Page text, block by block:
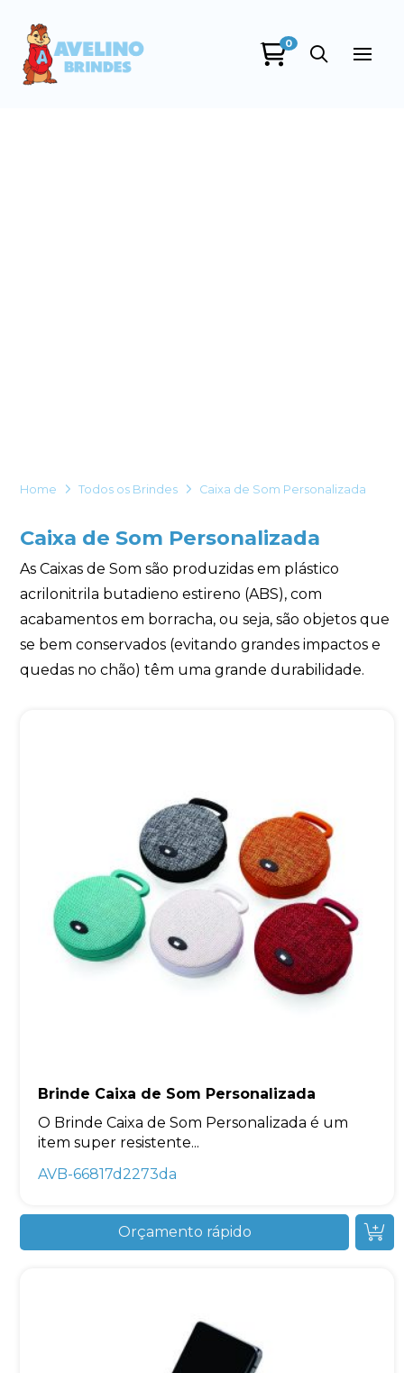
0
Home Todos os Brindes Caixa de Som Personalizada
Caixa de Som Personalizada
As Caixas de Som são produzidas em plástico
acrilonitrila butadieno estireno (ABS), com
acabamentos em borracha, ou seja, são objetos que
se bem conservados (evitando grandes impactos e
quedas no chão) têm uma grande durabilidade.
Brinde Caixa de Som Personalizada
O Brinde Caixa de Som Personalizada é um
item super resistente...
AVB-66817d2273da
Orçamento rápido
Avelino Brindes
de marketing. Você pode alterar suas preferências a
Iniciar conversa